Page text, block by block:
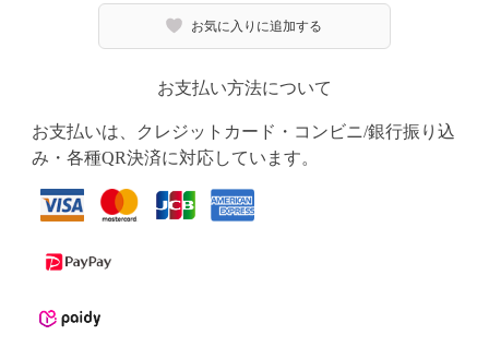
お気に入りに追加する
お支払い方法について
お支払いは、クレジットカード・コンビニ/銀行振り込
み・各種QR決済に対応しています。